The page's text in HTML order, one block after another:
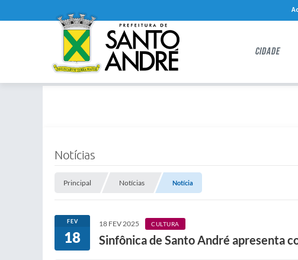
CIDADE
Notícias
Principal Notícias Notícia
FEV
18
18 FEV 2025 CULTURA
Sinfônica de Santo André apresenta